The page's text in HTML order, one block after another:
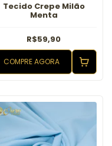
Tecido Crepe Milão
Menta
R$59,90
COMPRE AGORA